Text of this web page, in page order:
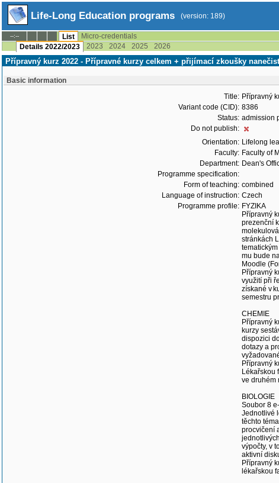
Life-Long Education programs (version: 189)
--:-- List
Micro-credentials
Details 2022/2023
2023 2024 2025 2026
Přípravný kurz 2022 - Přípravné kurzy celkem + přijímací zkoušky
Basic information
Title: Přípravný
Variant code (CID): 8386
Status: admission
Do not publish:
Orientation: Lifelong
Faculty: Faculty of
Department: Dean's
Programme specification:
Form of teaching: combined
Language of instruction: Czech
Programme profile: FYZIKA
Přípravný
prezenční
stránkách
mu bude
Moodle
Přípravný
využití při
získané v
semestru
CHEMIE
Přípravný
kurzy
dispozici
dotazy a
Přípravný
Lékařskou
ve druhém
BIOLOGIE
Soubor 8
Jednotlivé
těchto
procvičení
výpočty, v
aktivní
Přípravný
lékařskou